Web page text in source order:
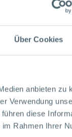
Über Cookies
anbieten zu
Verwendung
diese
Rahmen Ihrer
von der